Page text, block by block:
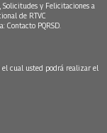
Solicitudes y Felicitaciones a
de RTVC
Contacto PQRSD.
el cual usted podrá realizar el